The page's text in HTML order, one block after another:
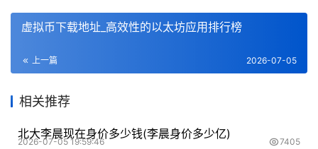
虚拟币下载地址_高效性的以太坊应用排行榜
上一篇 2026-07-05
相关推荐
北大李晨现在身价多少钱(李晨身价多少亿)
2026-07-05 19:59:46 7405